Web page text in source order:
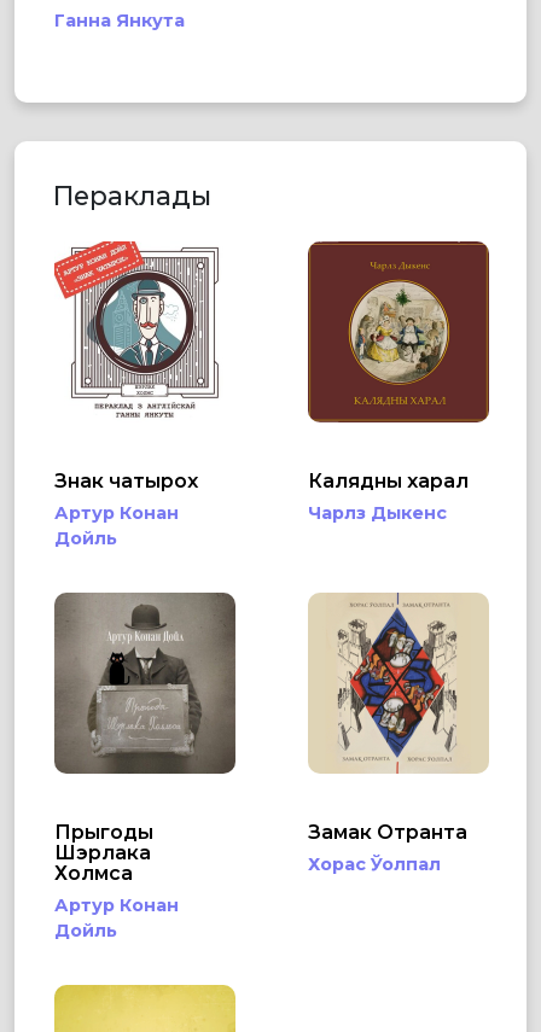
Ганна Янкута
Пераклады
Знак чатырох
Артур Конан
Дойль
Калядны харал
Чарлз Дыкенс
Прыгоды
Шэрлака
Холмса
Артур Конан
Дойль
Замак Отранта
Хорас Ўолпал